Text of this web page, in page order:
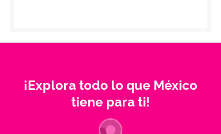
¡Explora todo lo que México
tiene para ti!